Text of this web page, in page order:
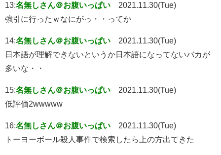
13:名無しさん＠お腹いっぱい
2021.11.30(Tue)
強引に行ったｗなにがっ・・ってか
14:名無しさん＠お腹いっぱい
2021.11.30(Tue)
日本語が理解できないというか日本語になってないバカが
多いな・・
15:名無しさん＠お腹いっぱい
2021.11.30(Tue)
低評価2wwwww
16:名無しさん＠お腹いっぱい
2021.11.30(Tue)
トーヨーボール殺人事件で検索したら上の方出てきた